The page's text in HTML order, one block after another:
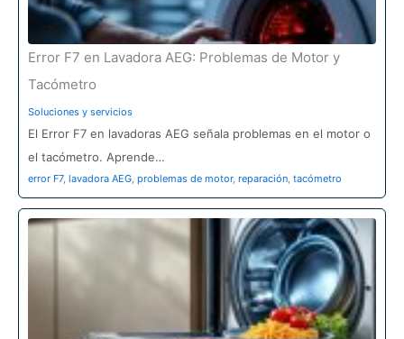
Error F7 en Lavadora AEG: Problemas de Motor y
Tacómetro
Soluciones y servicios
El Error F7 en lavadoras AEG señala problemas en el motor o
el tacómetro. Aprende…
error F7, lavadora AEG problemas de motor, reparación tacómetro